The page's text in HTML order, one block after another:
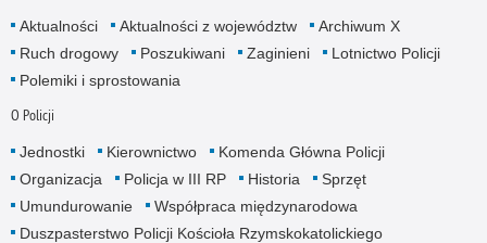
Aktualności Aktualności z województw
Archiwum X
Ruch drogowy
Poszukiwani Zaginieni
Lotnictwo Policji
Polemiki i sprostowania
O Policji
Jednostki Kierownictwo
Komenda Główna Policji
Organizacja
Policja w III RP Historia
Sprzęt
Umundurowanie
Współpraca międzynarodowa
Duszpasterstwo Policji Kościoła Rzymskokatolickiego